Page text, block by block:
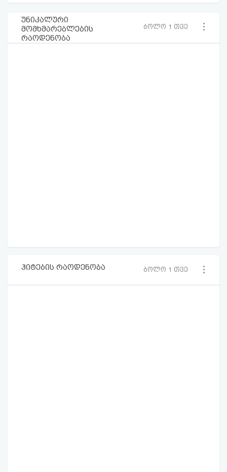
უნიკალური
მომხმარებლების
რაოდენობა
ბოლო 1 თვე
ჰიტების რაოდენობა ბოლო 1 თვე